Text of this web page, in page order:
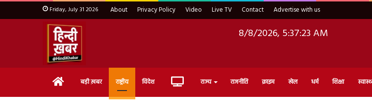
Friday, July 31 2026 About Privacy Policy Video Live TV Contact Advertise with us
8/8/2026, 5:37:24 AM
Home बड़ी ख़बर राष्ट्रीय विदेश Live राज्य राजनीति क्राइम खेल धर्म शिक्षा